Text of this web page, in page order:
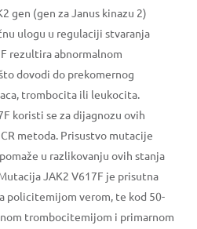
gen (gen za Janus kinazu 2)
ulogu u regulaciji stvaranja
rezultira abnormalnom
dovodi do prekomernog
trombocita ili leukocita.
koristi se za dijagnozu ovih
metoda. Prisustvo mutacije
u razlikovanju ovih stanja
JAK2 V617F je prisutna
policitemijom verom, te kod 50-
trombocitemijom i primarnom